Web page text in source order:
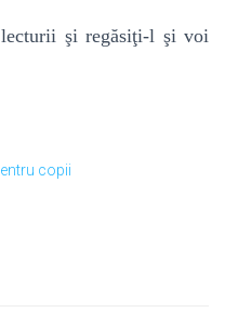
şi regăsiţi-l şi voi
copii